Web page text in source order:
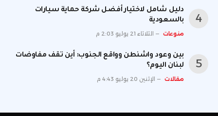
دليل شامل لاختيار أفضل شركة حماية سيارات
بالسعودية
منوعات الثلاثاء 21 يوليو 2:03 م
بين وعود واشنطن وواقع الجنوب: أين تقف مفاوضات
لبنان اليوم؟
مقالات الإثنين 20 يوليو 4:43 م